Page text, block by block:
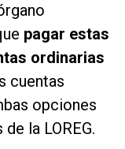
pagar estas
ordinarias
cuentas
opciones
la LOREG.